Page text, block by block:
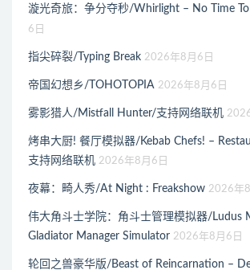
漩光奇旅：争分夺秒/Whirlight – No Time To
6日
指尖碎裂/Typing Break 2026年8月6日
帝国幻想乡/TOHOTOPIA 2026年8月6日
雾影猎人/Mistfall Hunter/支持网络联机
烤串大厨! 餐厅模拟器/Kebab Chefs! –
支持网络联机 2026年8月6日
夜幕：畸人秀/At Night : Freakshow 2026年
伟大角斗士学院：角斗士管理模拟器/Ludus
Gladiator Manager Simulator 2026年8月6日
轮回之兽豪华版/Beast of Reincarnation –